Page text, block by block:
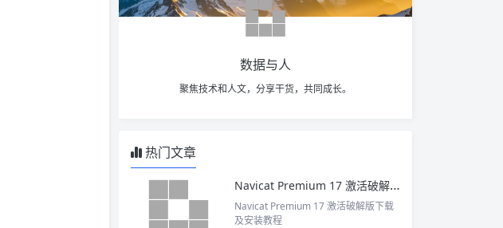
数据与人
聚焦技术和人文，分享干货，共同成长。
热门文章
Navicat Premium 17 激活破解版下载及安装教程
Navicat Premium 17 激活破解版下载
及安装教程